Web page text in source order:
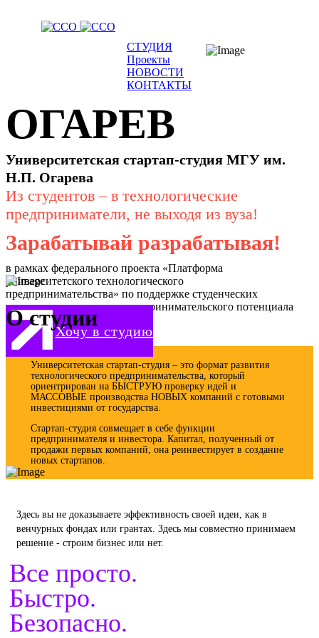
СТУДИЯ
Проекты
НОВОСТИ
КОНТАКТЫ
ОГАРЕВ
Университетская стартап-студия МГУ им.
Н.П. Огарева
Из студентов – в технологические
предприниматели, не выходя из вуза!
Зарабатывай разрабатывая!
в рамках федерального проекта «Платформа
университетского технологического
предпринимательства» по поддержке студенческих
стартапов и раскрытия предпринимательского потенциала
молодежи
Хочу в студию
О студии
Университетская стартап-студия – это формат развития
технологического предпринимательства, который
ориентрирован на БЫСТРУЮ проверку идей и
МАССОВЫЕ производства НОВЫХ компаний с готовыми
инвестициями от государства.
Стартап-студия совмещает в себе функции
предпринимателя и инвестора. Капитал, полученный от
продажи первых компаний, она реинвестирует в создание
новых стартапов.
Здесь вы не доказываете эффективность своей идеи, как в
венчурных фондах или грантах. Здесь мы совместно принимаем
решение - строим бизнес или нет.
Все просто.
Быстро.
Безопасно.